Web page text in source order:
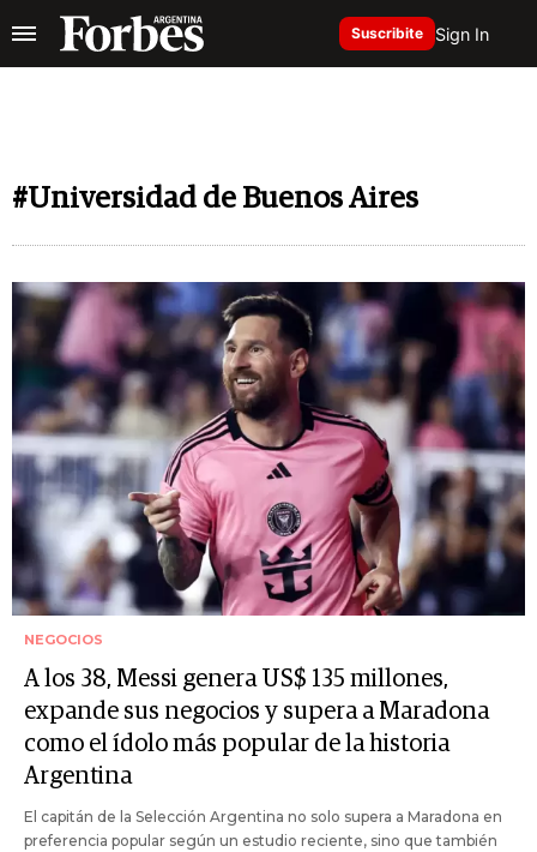
Suscribite Sign In
#Universidad de Buenos Aires
NEGOCIOS
A los 38, Messi genera US$ 135 millones,
expande sus negocios y supera a Maradona
como el ídolo más popular de la historia
Argentina
El capitán de la Selección Argentina no solo supera a Maradona en
preferencia popular según un estudio reciente, sino que también